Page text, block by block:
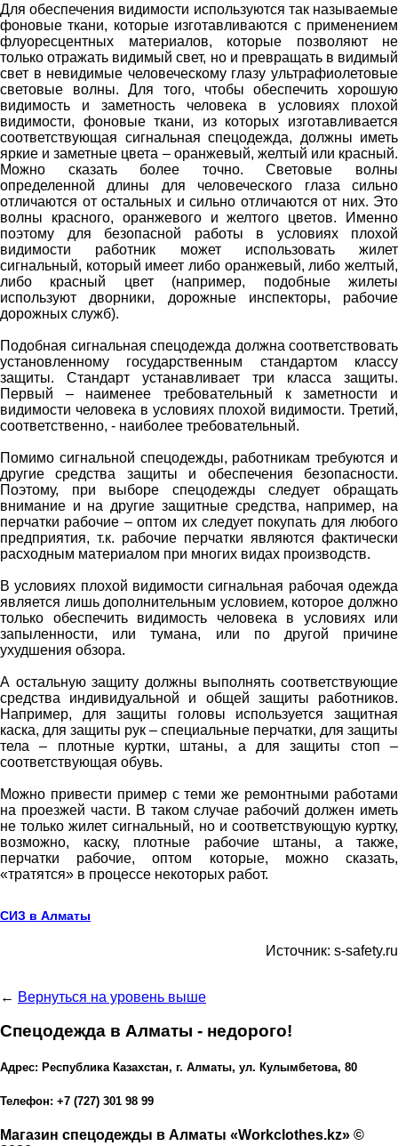
Для обеспечения видимости используются так называемые
фоновые ткани, которые изготавливаются с применением
флуоресцентных материалов, которые позволяют не
только отражать видимый свет, но и превращать в видимый
свет в невидимые человеческому глазу ультрафиолетовые
световые волны. Для того, чтобы обеспечить хорошую
видимость и заметность человека в условиях плохой
видимости, фоновые ткани, из которых изготавливается
соответствующая сигнальная спецодежда, должны иметь
яркие и заметные цвета – оранжевый, желтый или красный.
Можно сказать более точно. Световые волны
определенной длины для человеческого глаза сильно
отличаются от остальных и сильно отличаются от них. Это
волны красного, оранжевого и желтого цветов. Именно
поэтому для безопасной работы в условиях плохой
видимости работник может использовать жилет
сигнальный, который имеет либо оранжевый, либо желтый,
либо красный цвет (например, подобные жилеты
используют дворники, дорожные инспекторы, рабочие
дорожных служб).
Подобная сигнальная спецодежда должна соответствовать
установленному государственным стандартом классу
защиты. Стандарт устанавливает три класса защиты.
Первый – наименее требовательный к заметности и
видимости человека в условиях плохой видимости. Третий,
соответственно, - наиболее требовательный.
Помимо сигнальной спецодежды, работникам требуются и
другие средства защиты и обеспечения безопасности.
Поэтому, при выборе спецодежды следует обращать
внимание и на другие защитные средства, например, на
перчатки рабочие – оптом их следует покупать для любого
предприятия, т.к. рабочие перчатки являются фактически
расходным материалом при многих видах производств.
В условиях плохой видимости сигнальная рабочая одежда
является лишь дополнительным условием, которое должно
только обеспечить видимость человека в условиях или
запыленности, или тумана, или по другой причине
ухудшения обзора.
А остальную защиту должны выполнять соответствующие
средства индивидуальной и общей защиты работников.
Например, для защиты головы используется защитная
каска, для защиты рук – специальные перчатки, для защиты
тела – плотные куртки, штаны, а для защиты стоп –
соответствующая обувь.
Можно привести пример с теми же ремонтными работами
на проезжей части. В таком случае рабочий должен иметь
не только жилет сигнальный, но и соответствующую куртку,
возможно, каску, плотные рабочие штаны, а также,
перчатки рабочие, оптом которые, можно сказать,
«тратятся» в процессе некоторых работ.
СИЗ в Алматы
Источник: s-safety.ru
← Вернуться на уровень выше
Спецодежда в Алматы - недорого!
Адрес: Республика Казахстан, г. Алматы, ул. Кулымбетова, 80
Телефон: +7 (727) 301 98 99
Магазин спецодежды в Алматы «Workclothes.kz» ©